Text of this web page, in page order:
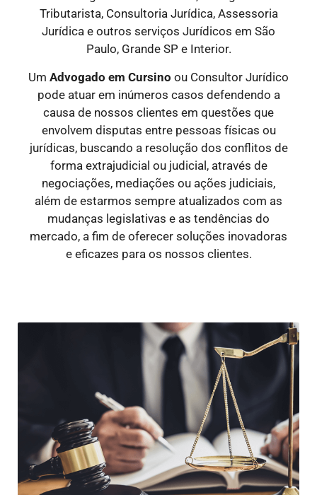
Tributarista, Consultoria Jurídica, Assessoria
Jurídica e outros serviços Jurídicos em São
Paulo, Grande SP e Interior.
Um Advogado em Cursino ou Consultor Jurídico
pode atuar em inúmeros casos defendendo a
causa de nossos clientes em questões que
envolvem disputas entre pessoas físicas ou
jurídicas, buscando a resolução dos conflitos de
forma extrajudicial ou judicial, através de
negociações, mediações ou ações judiciais,
além de estarmos sempre atualizados com as
mudanças legislativas e as tendências do
mercado, a fim de oferecer soluções inovadoras
e eficazes para os nossos clientes.